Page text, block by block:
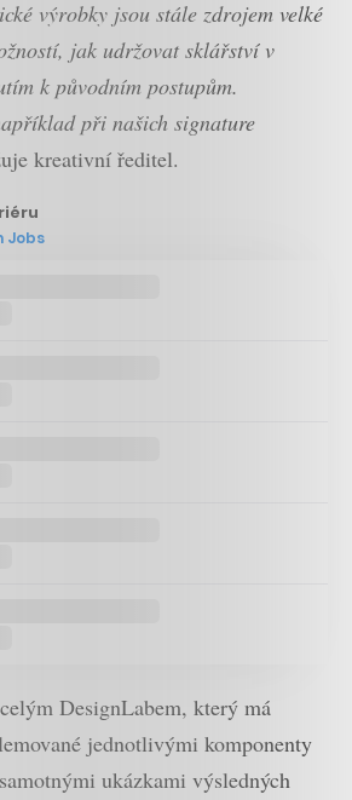
výrobky jsou stále zdrojem velké
jak udržovat sklářství v
k původním postupům.
při našich signature
kreativní ředitel.
Jobs
DesignLabem, který má
jednotlivými komponenty
ukázkami výsledných